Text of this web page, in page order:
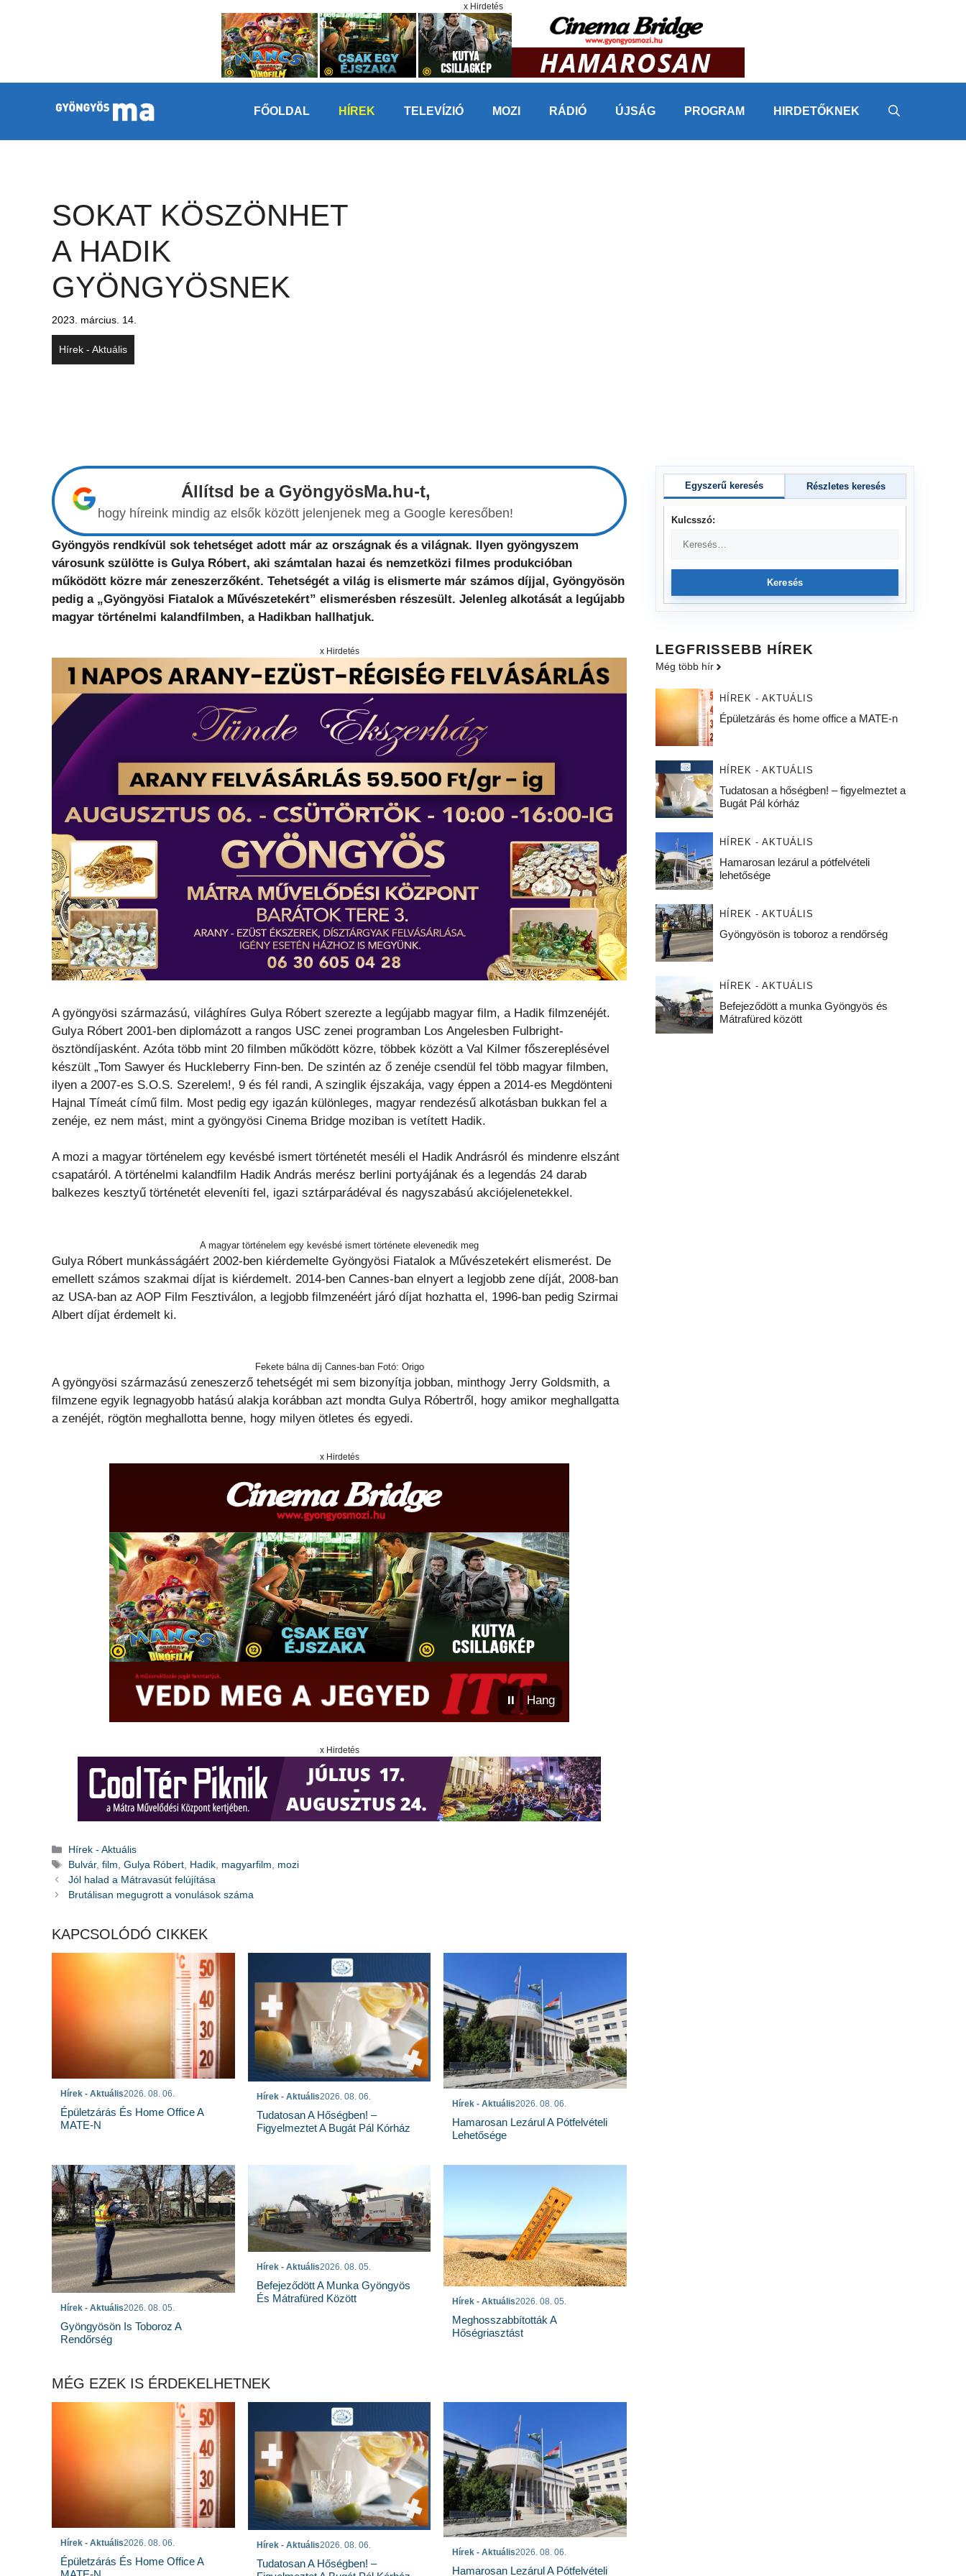
x Hirdetés
FŐOLDAL HÍREK TELEVÍZIÓ MOZI RÁDIÓ ÚJSÁG PROGRAM HIRDETŐKNEK
SOKAT KÖSZÖNHET
A HADIK
GYÖNGYÖSNEK
2023. március. 14.
Hírek - Aktuális
Állítsd be a GyöngyösMa.hu-t,
hogy híreink mindig az elsők között jelenjenek meg a Google keresőben!
Gyöngyös rendkívül sok tehetséget adott már az országnak és a világnak. Ilyen gyöngyszem
városunk szülötte is Gulya Róbert, aki számtalan hazai és nemzetközi filmes produkcióban
működött közre már zeneszerzőként. Tehetségét a világ is elismerte már számos díjjal, Gyöngyösön
pedig a „Gyöngyösi Fiatalok a Művészetekért” elismerésben részesült. Jelenleg alkotását a legújabb
magyar történelmi kalandfilmben, a Hadikban hallhatjuk.
x Hirdetés
A gyöngyösi származású, világhíres Gulya Róbert szerezte a legújabb magyar film, a Hadik filmzenéjét.
Gulya Róbert 2001-ben diplomázott a rangos USC zenei programban Los Angelesben Fulbright-
ösztöndíjasként. Azóta több mint 20 filmben működött közre, többek között a Val Kilmer főszereplésével
készült „Tom Sawyer és Huckleberry Finn-ben. De szintén az ő zenéje csendül fel több magyar filmben,
ilyen a 2007-es S.O.S. Szerelem!, 9 és fél randi, A szinglik éjszakája, vagy éppen a 2014-es Megdönteni
Hajnal Tímeát című film. Most pedig egy igazán különleges, magyar rendezésű alkotásban bukkan fel a
zenéje, ez nem mást, mint a gyöngyösi Cinema Bridge moziban is vetített Hadik.
A mozi a magyar történelem egy kevésbé ismert történetét meséli el Hadik Andrásról és mindenre elszánt
csapatáról. A történelmi kalandfilm Hadik András merész berlini portyájának és a legendás 24 darab
balkezes kesztyű történetét eleveníti fel, igazi sztárparádéval és nagyszabású akciójelenetekkel.
A magyar történelem egy kevésbé ismert története elevenedik meg
Gulya Róbert munkásságáért 2002-ben kiérdemelte Gyöngyösi Fiatalok a Művészetekért elismerést. De
emellett számos szakmai díjat is kiérdemelt. 2014-ben Cannes-ban elnyert a legjobb zene díját, 2008-ban
az USA-ban az AOP Film Fesztiválon, a legjobb filmzenéért járó díjat hozhatta el, 1996-ban pedig Szirmai
Albert díjat érdemelt ki.
Fekete bálna díj Cannes-ban Fotó: Origo
A gyöngyösi származású zeneszerző tehetségét mi sem bizonyítja jobban, minthogy Jerry Goldsmith, a
filmzene egyik legnagyobb hatású alakja korábban azt mondta Gulya Róbertről, hogy amikor meghallgatta
a zenéjét, rögtön meghallotta benne, hogy milyen ötletes és egyedi.
x Hirdetés
⏸ Hang
x Hirdetés
Kategória
Hírek - Aktuális
Címkék
Bulvár,film,Gulya Róbert, Hadik, magyarfilm, mozi
Jól halad a Mátravasút felújítása
Brutálisan megugrott a vonulások száma
KAPCSOLÓDÓ CIKKEK
Hírek - Aktuális2026. 08. 06.
Épületzárás És Home Office A
MATE-N
Hírek - Aktuális2026. 08. 06.
Tudatosan A Hőségben! –
Figyelmeztet A Bugát Pál Kórház
Hírek - Aktuális2026. 08. 06.
Hamarosan Lezárul A Pótfelvételi
Lehetősége
Hírek - Aktuális2026. 08. 05.
Gyöngyösön Is Toboroz A
Rendőrség
Hírek - Aktuális2026. 08. 05.
Befejeződött A Munka Gyöngyös
És Mátrafüred Között
Hírek - Aktuális2026. 08. 05.
Meghosszabbították A
Hőségriasztást
MÉG EZEK IS ÉRDEKELHETNEK
Hírek - Aktuális2026. 08. 06.
Épületzárás És Home Office A
Hírek - Aktuális2026. 08. 06.
Tudatosan A Hőségben! –
Hírek - Aktuális2026. 08. 06.
Hamarosan Lezárul A Pótfelvételi
Egyszerű keresés Részletes keresés
Kulcsszó:
Keresés
LEGFRISSEBB HÍREK
Még több hír
HÍREK - AKTUÁLIS
Épületzárás és home office a MATE-n
HÍREK - AKTUÁLIS
Tudatosan a hőségben! – figyelmeztet a
Bugát Pál kórház
HÍREK - AKTUÁLIS
Hamarosan lezárul a pótfelvételi
lehetősége
HÍREK - AKTUÁLIS
Gyöngyösön is toboroz a rendőrség
HÍREK - AKTUÁLIS
Befejeződött a munka Gyöngyös és
Mátrafüred között